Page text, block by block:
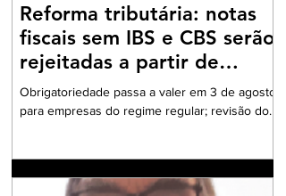
Reforma tributária: notas
fiscais sem IBS e CBS serão
rejeitadas a partir de
agosto
Obrigatoriedade passa a valer em 3 de agosto
para empresas do regime regular; revisão dos
Fazenda passará a rejeitar a emissão de NF-e